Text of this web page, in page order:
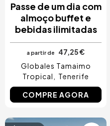
Passe de um dia com
almoço buffet e
bebidas ilimitadas
a partir de
47,25 €
Globales Tamaimo
Tropical
Tenerife
COMPRE AGORA